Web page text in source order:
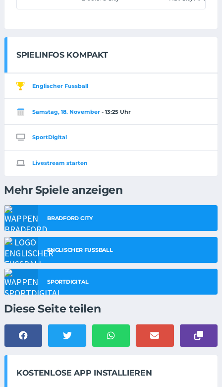
SPIELINFOS KOMPAKT
Englischer Fussball
Samstag, 18. November - 13:25 Uhr
SportDigital
Livestream starten
Mehr Spiele anzeigen
BRADFORD CITY
ENGLISCHER FUSSBALL
SPORTDIGITAL
Diese Seite teilen
KOSTENLOSE APP INSTALLIEREN